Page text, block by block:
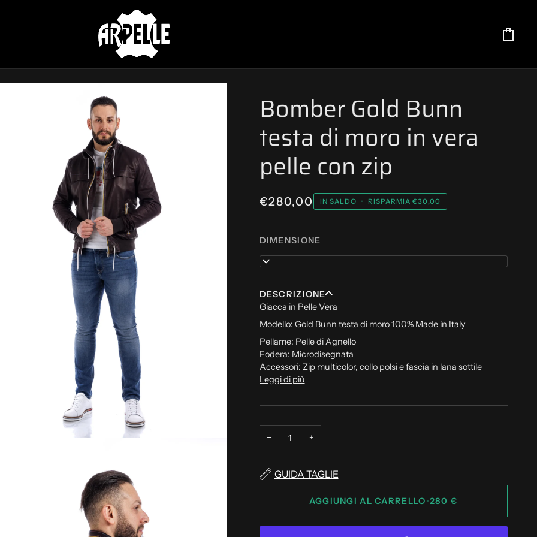
Bomber Gold Bunn
testa di moro in vera
pelle con zip
€280,00 IN SALDO • RISPARMIA€30,00
DIMENSIONE
46
DESCRIZIONE
Giacca in Pelle Vera
Modello: Gold Bunn testa di moro 100% Made in Italy
Pellame: Pelle di Agnello
Fodera: Microdisegnata
Accessori: Zip multicolor, collo polsi e fascia in lana sottile
Leggi di più
− +
GUIDA TAGLIE
AGGIUNGI AL CARRELLO•280 €